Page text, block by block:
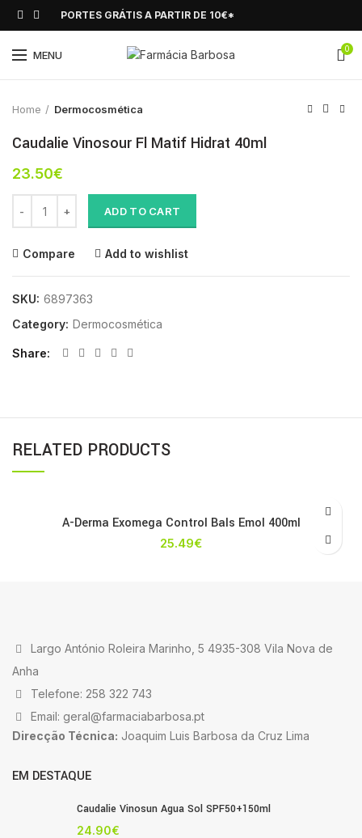
PORTES GRÁTIS A PARTIR DE 10€*
MENU 0
Click to enlarge
Home Dermocosmética
Caudalie Vinosour Fl Matif Hidrat 40ml
23.50€
ADD TO CART
Compare Add to wishlist
SKU: 6897363
Category: Dermocosmética
Share
RELATED PRODUCTS
A-Derma Exomega Control Bals Emol 400ml
25.49€
Largo António Roleira Marinho, 5 4935-308 Vila Nova de
Anha
Telefone: 258 322 743
Email: geral@farmaciabarbosa.pt
Direcção Técnica: Joaquim Luis Barbosa da Cruz Lima
EM DESTAQUE
Caudalie Vinosun Agua Sol SPF50+150ml
24.90€